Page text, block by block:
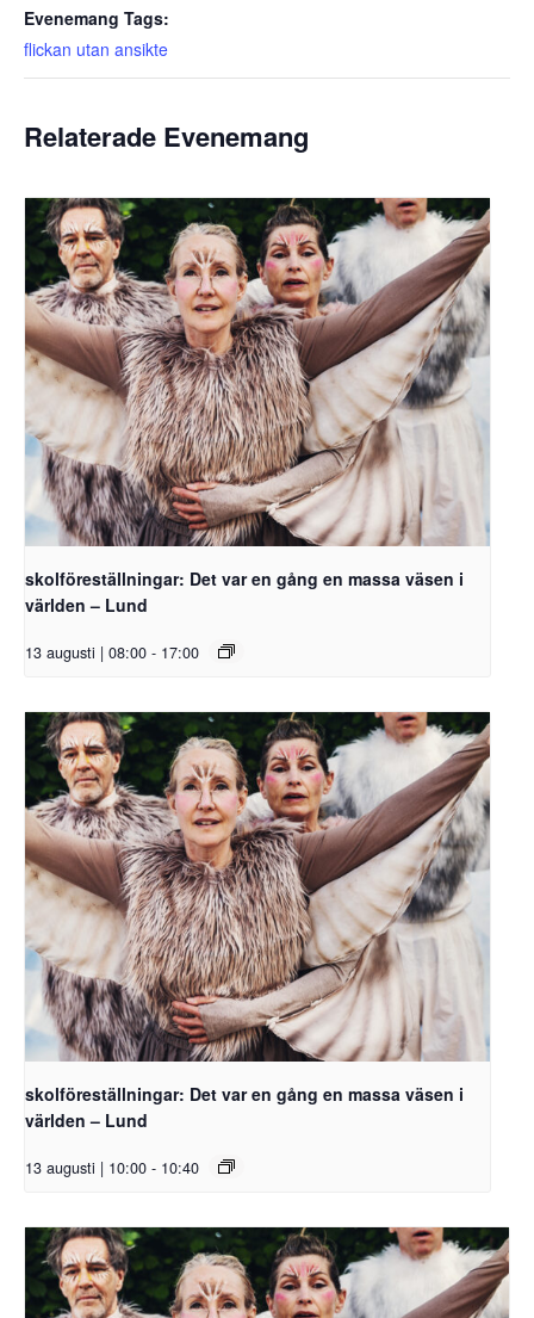
Evenemang Tags:
flickan utan ansikte
Relaterade Evenemang
skolföreställningar: Det var en gång en massa väsen i
världen – Lund
13 augusti | 08:00 - 17:00
skolföreställningar: Det var en gång en massa väsen i
världen – Lund
13 augusti | 10:00 - 10:40